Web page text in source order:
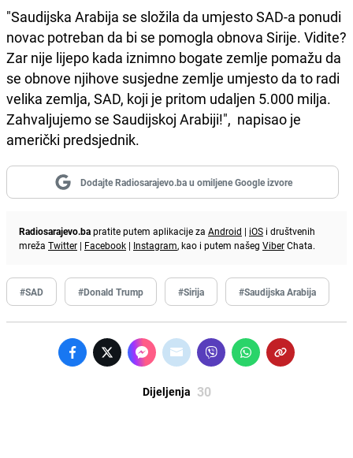
"Saudijska Arabija se složila da umjesto SAD-a ponudi
novac potreban da bi se pomogla obnova Sirije. Vidite?
Zar nije lijepo kada iznimno bogate zemlje pomažu da
se obnove njihove susjedne zemlje umjesto da to radi
velika zemlja, SAD, koji je pritom udaljen 5.000 milja.
Zahvaljujemo se Saudijskoj Arabiji!", napisao je
američki predsjednik.
Dodajte Radiosarajevo.ba u omiljene Google izvore
Radiosarajevo.bapratite putem aplikacije za Android | iOS i društvenih
mreža Twitter | Facebook | Instagram, kao i putem našeg ViberChata.
#SAD #Donald Trump #Sirija #Saudijska Arabija
Dijeljenja 30